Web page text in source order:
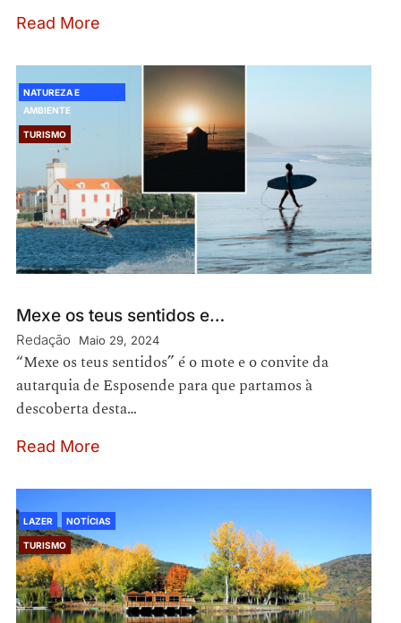
Read More
NATUREZA E
AMBIENTE
TURISMO
Mexe os teus sentidos e…
Redação Maio 29, 2024
“Mexe os teus sentidos” é o mote e o convite da
autarquia de Esposende para que partamos à
descoberta desta…
Read More
LAZER NOTÍCIAS
TURISMO